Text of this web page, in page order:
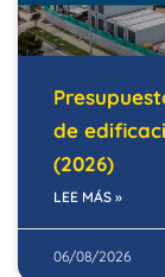
de
(2026)
LEE MÁS »
06/08/2026